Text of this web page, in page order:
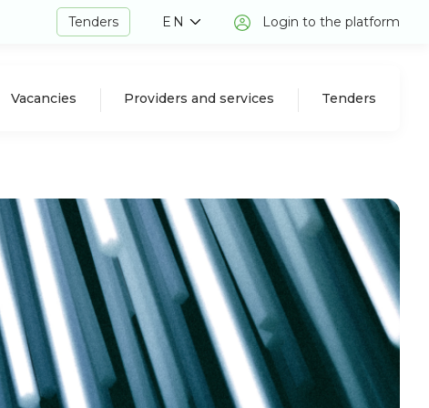
Tenders EN Login to the platform
Vacancies Providers and services Tenders